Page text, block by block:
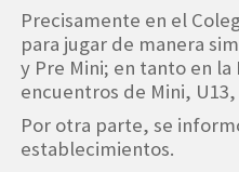
Precisamente en el
para jugar de manera
y Pre Mini; en tanto en la
encuentros de Mini, U13,
Por otra parte, se
establecimientos.